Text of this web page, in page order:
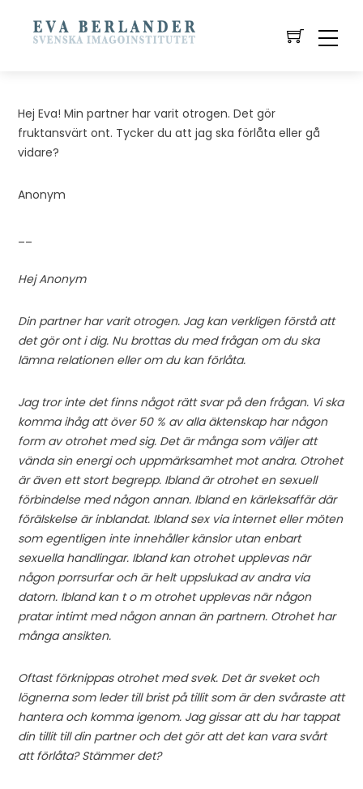
Hej Eva! Min partner har varit otrogen. Det gör
fruktansvärt ont. Tycker du att jag ska förlåta eller gå
vidare?
Anonym
Hej Anonym
Din partner har varit otrogen. Jag kan verkligen förstå att
det gör ont i dig. Nu brottas du med frågan om du ska
lämna relationen eller om du kan förlåta.
Jag tror inte det finns något rätt svar på den frågan. Vi ska
komma ihåg att över 50 % av alla äktenskap har någon
form av otrohet med sig. Det är många som väljer att
vända sin energi och uppmärksamhet mot andra. Otrohet
är även ett stort begrepp. Ibland är otrohet en sexuell
förbindelse med någon annan. Ibland en kärleksaffär där
förälskelse är inblandat. Ibland sex via internet eller möten
som egentligen inte innehåller känslor utan enbart
sexuella handlingar. Ibland kan otrohet upplevas när
någon porrsurfar och är helt uppslukad av andra via
datorn. Ibland kan t o m otrohet upplevas när någon
pratar intimt med någon annan än partnern. Otrohet har
många ansikten.
Oftast förknippas otrohet med svek. Det är sveket och
lögnerna som leder till brist på tillit som är den svåraste att
hantera och komma igenom. Jag gissar att du har tappat
din tillit till din partner och det gör att det kan vara svårt
att förlåta? Stämmer det?